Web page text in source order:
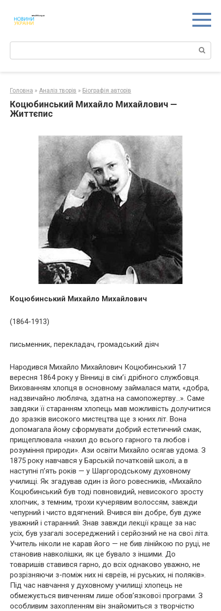
контенту
Поиск:
Головна » Аналіз творів » Біографія авторів
Коцюбинський Михайло Михайлович —
Життєпис
Коцюбинський Михайло Михайлович
(1864-1913)
письменник, перекладач, громадський діяч
Народився Михайло Михайлович Коцюбинський 17
вересня 1864 року у Вінниці в сім’ї дрібного службовця.
Вихованням хлопця в основному займалася мати, «добра,
надзвичайно любляча, здатна на самопожертву…». Саме
завдяки її старанням хлопець мав можливість долучитися
до зразків високого мистецтва ще з юних літ. Вона
допомагала йому сформувати добрий естетичний смак,
прищеплювала «нахил до всього гарного та любов і
розуміння природи». Ази освіти Михайло осягав удома. З
1875 року навчався у Барській початковій школі, а в
наступні п’ять років — у Шаргородському духовному
училищі. Як згадував один із його ровесників, «Михайло
Коцюбинський був тоді повновидий, невисокого зросту
хлопчик, з темним, трохи кучерявим волоссям, завжди
чепурний і чисто вдягнений. Вчився він добре, був дуже
уважний і старанний. Знав завжди лекції краще за нас
усіх, був узагалі зосереджений і серйозний не на свої літа.
Учитель ніколи не карав його — не бив лінійкою по руці, не
становив навколішки, як це бувало з іншими. До
товаришів ставився гарно, до всіх однаково уважно, не
розрізняючи з-поміж них ні євреїв, ні руських, ні поляків».
Під час навчання у духовному училищі хлопець не
обмежується вивченням лише обов’язкової програми. З
особливим захопленням він знайомиться з творчістю